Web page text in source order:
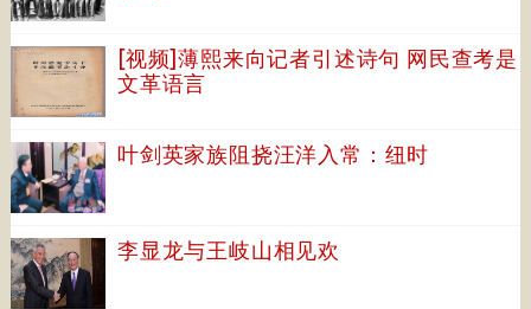
[视频]薄熙来向记者引述诗句 网民查考是
文革语言
叶剑英家族阻挠汪洋入常：纽时
李显龙与王岐山相见欢